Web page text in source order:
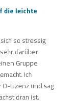
die leichte
so stressig
darüber
Gruppe
Ich
D-Lizenz und sag
dran ist.